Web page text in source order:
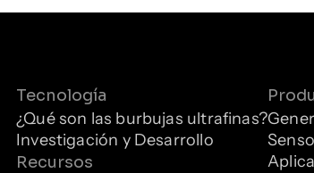
Tecnología
¿Qué son las burbujas ultrafinas?
Investigación y Desarrollo
Recursos